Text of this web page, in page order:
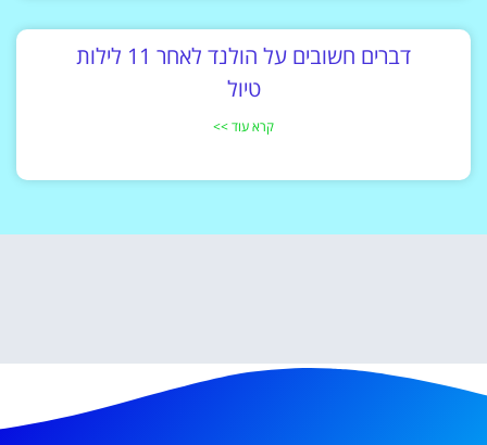
דברים חשובים על הולנד לאחר 11 לילות
טיול
קרא עוד >>